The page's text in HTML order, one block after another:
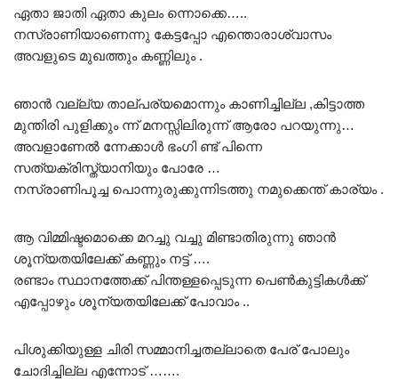
ഏതാ ജാതി ഏതാ കുലം ന്നൊക്കെ…..
നസ്രാണിയാണെന്നു കേട്ടപ്പോ എന്തൊരാശ്വാസം
അവളുടെ മുഖത്തും കണ്ണിലും .
ഞാൻ വല്ല്യ താല്പര്യമൊന്നും കാണിച്ചില്ല ,കിട്ടാത്ത
മുന്തിരി പുളിക്കും ന്ന് മനസ്സിലിരുന്ന് ആരോ പറയുന്നു…
അവളാണേൽ ന്നേക്കാൾ ഭംഗി ണ്ട് പിന്നെ
സത്യക്രിസ്ത്യാനിയും പോരേ …
നസ്രാണിപൂച്ച പൊന്നുരുക്കുന്നിടത്തു നമുക്കെന്ത് കാര്യം .
ആ വിമ്മിഷ്ടമൊക്കെ മറച്ചു വച്ചു മിണ്ടാതിരുന്നു ഞാൻ
ശൂന്യതയിലേക്ക് കണ്ണും നട്ട് ….
രണ്ടാം സ്ഥാനത്തേക്ക് പിന്തള്ളപ്പെടുന്ന പെൺകുട്ടികൾക്ക്
എപ്പോഴും ശൂന്യതയിലേക്ക് പോവാം ..
പിശുക്കിയുള്ള ചിരി സമ്മാനിച്ചതല്ലാതെ പേര് പോലും
ചോദിച്ചില്ല എന്നോട് …….